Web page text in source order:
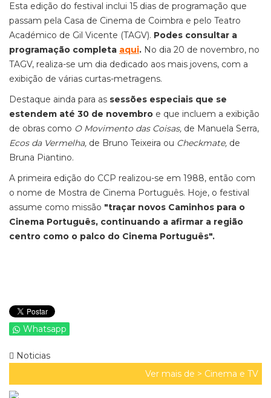
Esta edição do festival inclui 15 dias de programação que
passam pela Casa de Cinema de Coimbra e pelo Teatro
Académico de Gil Vicente (TAGV). Podes consultar a
programação completa aqui. No dia 20 de novembro, no
TAGV, realiza-se um dia dedicado aos mais jovens, com a
exibição de várias curtas-metragens.
Destaque ainda para as sessões especiais que se
estendem até 30 de novembro e que incluem a exibição
de obras como O Movimento das Coisas, de Manuela Serra,
Ecos da Vermelha, de Bruno Teixeira ou Checkmate, de
Bruna Piantino.
A primeira edição do CCP realizou-se em 1988, então com
o nome de Mostra de Cinema Português. Hoje, o festival
assume como missão "traçar novos Caminhos para o
Cinema Português, continuando a afirmar a região
centro como o palco do Cinema Português".
Whatsapp
Noticias
Ver mais de > Cinema e TV